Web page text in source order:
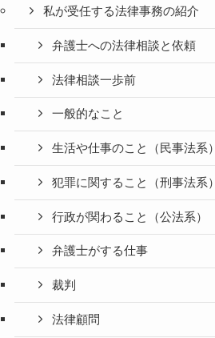
私が受任する法律事務の紹介
弁護士への法律相談と依頼
法律相談一歩前
一般的なこと
生活や仕事のこと（民事法系）
犯罪に関すること（刑事法系）
行政が関わること（公法系）
弁護士がする仕事
裁判
法律顧問